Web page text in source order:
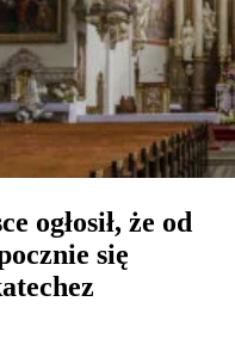
ogłosił, że od
się